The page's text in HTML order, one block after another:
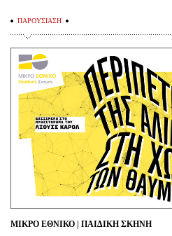
Προσωπικά Δεδομένα
Πληροφορίες
Είσοδος διαχειριστή
ΠΑΡΟΥΣΙΑΣΗ
ΜΙΚΡΟ ΕΘΝΙΚΟ | ΠΑΙΔΙΚΗ ΣΚΗΝΗ